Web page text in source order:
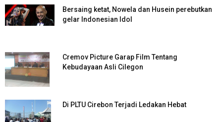
Bersaing ketat, Nowela dan Husein perebutkan
gelar Indonesian Idol
Cremov Picture Garap Film Tentang
Kebudayaan Asli Cilegon
Di PLTU Cirebon Terjadi Ledakan Hebat